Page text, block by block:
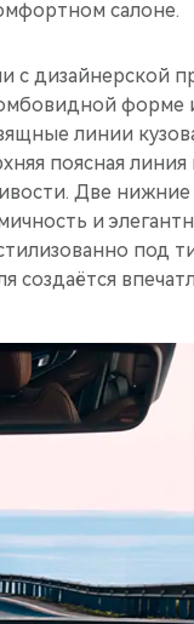
салоне.
с дизайнерской
форме
линии
поясная
Две
и
под
создаётся